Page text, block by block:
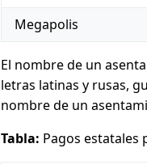
Megapolis
El nombre de un
letras latinas y rusas,
nombre de un
Tabla: Pagos estatales